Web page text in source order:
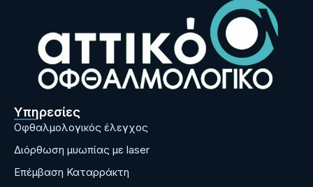
Υπηρεσίες
Οφθαλμολογικός έλεγχος
Διόρθωση μυωπίας με laser
Επέμβαση Καταρράκτη